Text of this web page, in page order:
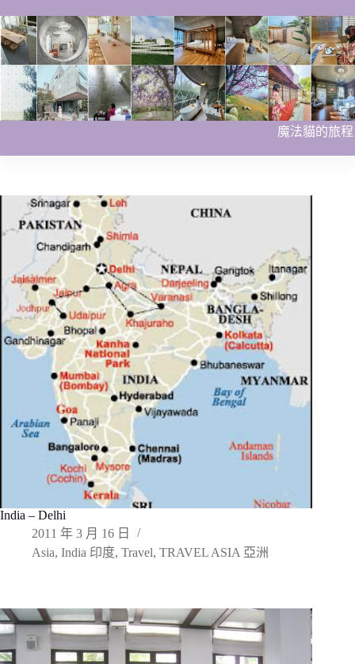
至
主
要
內
容
魔法貓的旅程
India – Delhi
2011 年 3 月 16 日
Asia, India 印度, Travel, TRAVEL ASIA 亞洲